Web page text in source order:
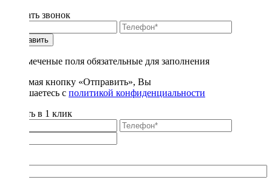
Заказать звонок
Отправить
* - отмеченые поля обязательные для заполнения
Нажимая кнопку «Отправить», Вы
соглашаетесь с политикой конфиденциальности
Купить в 1 клик